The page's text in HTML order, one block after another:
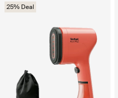
25% Deal